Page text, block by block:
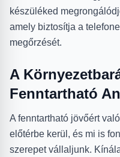
készüléked
amely biztosítja a
megőrzését.
A
Fenntartható
A fenntartható jövőért
előtérbe kerül, és mi is
szerepet vállaljunk.